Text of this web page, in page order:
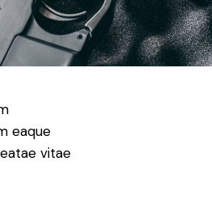
eaque
vitae